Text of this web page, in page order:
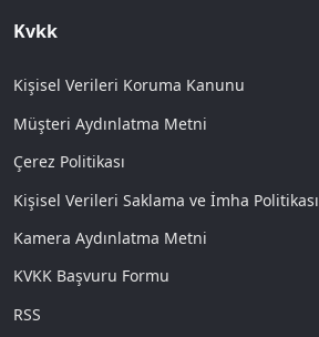
Kvkk
Kişisel Verileri Koruma Kanunu
Müşteri Aydınlatma Metni
Çerez Politikası
Kişisel Verileri Saklama ve İmha Politikası
Kamera Aydınlatma Metni
KVKK Başvuru Formu
RSS